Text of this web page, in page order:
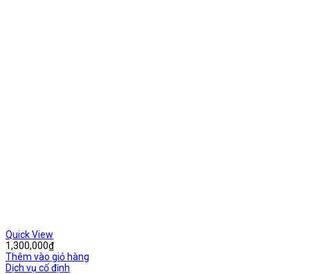
Quick View
1,300,000₫
Thêm vào giỏ hàng
Dịch vụ cố định